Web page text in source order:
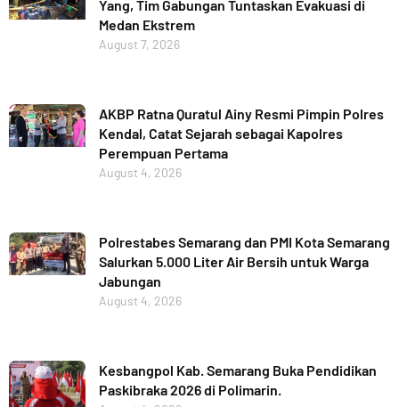
Yang, Tim Gabungan Tuntaskan Evakuasi di
Medan Ekstrem
August 7, 2026
AKBP Ratna Quratul Ainy Resmi Pimpin Polres
Kendal, Catat Sejarah sebagai Kapolres
Perempuan Pertama
August 4, 2026
Polrestabes Semarang dan PMI Kota Semarang
Salurkan 5.000 Liter Air Bersih untuk Warga
Jabungan
August 4, 2026
Kesbangpol Kab. Semarang Buka Pendidikan
Paskibraka 2026 di Polimarin.